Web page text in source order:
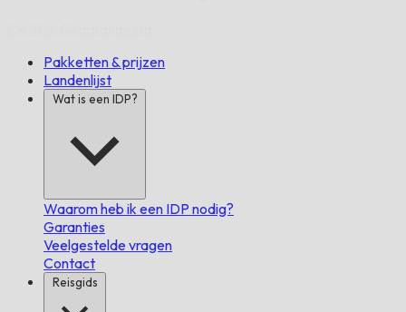
Pakketten & prijzen
Landenlijst
Wat is een IDP?
Waarom heb ik een IDP nodig?
Garanties
Veelgestelde vragen
Contact
Reisgids